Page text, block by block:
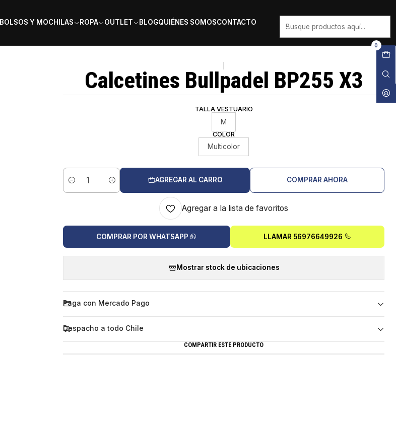
BOLSOS Y MOCHILAS ROPA OUTLET BLOGQUIÉNES SOMOSCONTACTO
0
Calcetines Bullpadel BP255 X3
TALLA VESTUARIO
M
COLOR
Multicolor
Cantidad
AGREGAR AL CARRO COMPRAR AHORA
Agregar a la lista de favoritos
COMPRAR POR WHATSAPP LLAMAR 56976649926
Mostrar stock de ubicaciones
Paga con Mercado Pago
Despacho a todo Chile
COMPARTIR ESTE PRODUCTO